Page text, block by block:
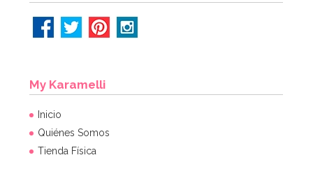
My Karamelli
Inicio
Quiénes Somos
Tienda Física